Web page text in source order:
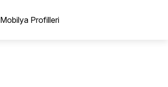
Mobilya Profilleri